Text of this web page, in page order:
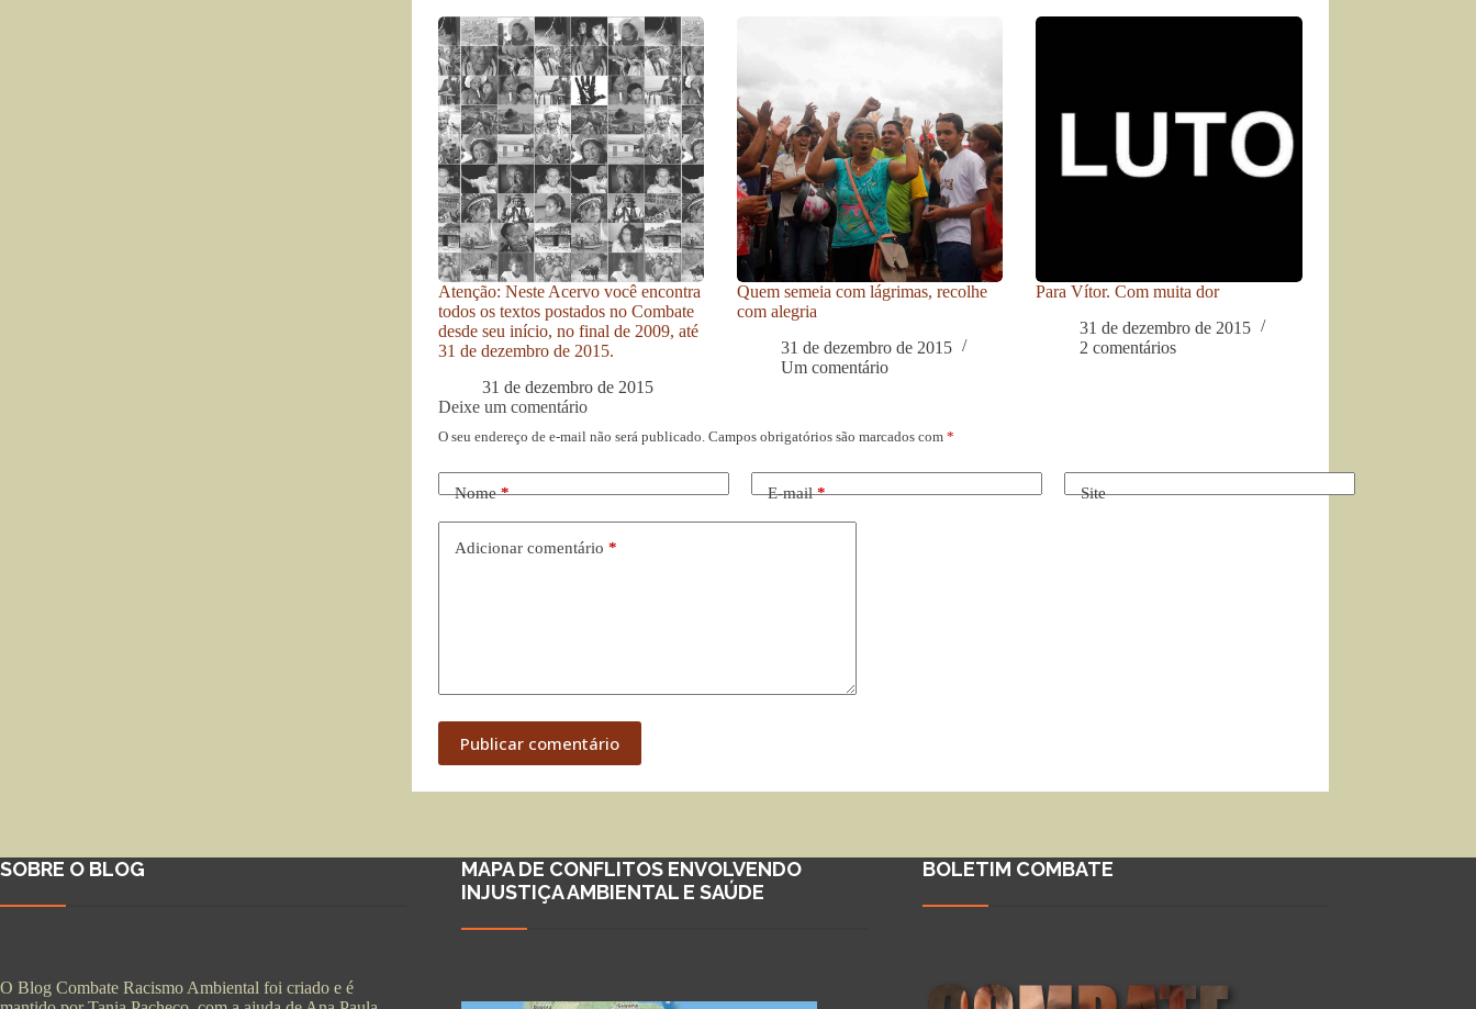
Atenção: Neste Acervo você encontra
todos os textos postados no Combate
desde seu início, no final de 2009, até
31 de dezembro de 2015.
31 de dezembro de 2015
Quem semeia com lágrimas, recolhe
com alegria
31 de dezembro de 2015
Um comentário
Para Vítor. Com muita dor
31 de dezembro de 2015
2 comentários
Deixe um comentário
O seu endereço de e-mail não será publicado. Campos obrigatórios são marcados com *
Nome* E-mail* Site
Adicionar comentário *
Publicar comentário
SOBRE O BLOG
O Blog Combate Racismo Ambiental foi criado e é
MAPA DE CONFLITOS ENVOLVENDO
INJUSTIÇA AMBIENTAL E SAÚDE
BOLETIM COMBATE